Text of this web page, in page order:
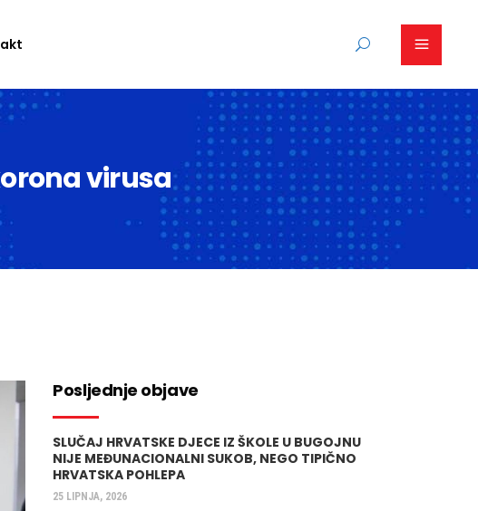
virusa
Posljednje objave
SLUČAJ HRVATSKE DJECE IZ ŠKOLE U BUGOJNU
NIJE MEĐUNACIONALNI SUKOB, NEGO TIPIČNO
HRVATSKA POHLEPA
25 LIPNJA, 2026